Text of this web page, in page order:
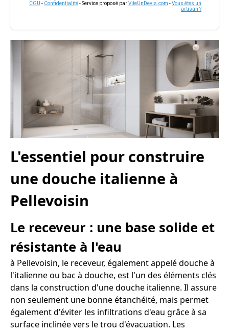
CGU - Confidentialité- Service proposé parViteUnDevis.com -Vous êtes un
artisan ?
L'essentiel pour construire
une douche italienne à
Pellevoisin
Le receveur : une base solide et
résistante à l'eau
à Pellevoisin, le receveur, également appelé douche à
l'italienne ou bac à douche, est l'un des éléments clés
dans la construction d'une douche italienne. Il assure
non seulement une bonne étanchéité, mais permet
également d'éviter les infiltrations d'eau grâce à sa
surface inclinée vers le trou d'évacuation. Les